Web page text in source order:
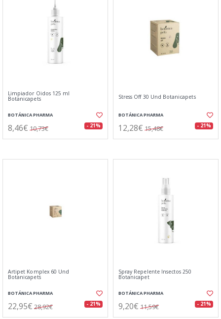
Limpiador Oidos 125 ml
Botanicapets
BOTÁNICA PHARMA
8,46€ 10,73€ - 21%
Stress Off 30 Und Botanicapets
BOTÁNICA PHARMA
12,28€ 15,48€ - 21%
Artipet Komplex 60 Und
Botanicapets
BOTÁNICA PHARMA
22,95€ 28,92€ - 21%
Spray Repelente Insectos 250
Botanicapet
BOTÁNICA PHARMA
9,20€ 11,59€ - 21%